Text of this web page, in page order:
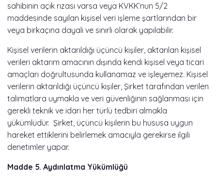
sahibinin açık rızası varsa veya KVKK’nun 5/2
maddesinde sayılan kişisel veri işleme şartlarından bir
veya birkaçına dayalı ve sınırlı olarak yapılabilir.
Kişisel verilerin aktarıldığı üçüncü kişiler, aktarılan kişisel
verileri aktarım amacının dışında kendi kişisel veya ticari
amaçları doğrultusunda kullanamaz ve işleyemez. Kişisel
verilerin aktarıldığı üçüncü kişiler, Şirket tarafından verilen
talimatlara uymakla ve veri güvenliğinin sağlanması için
gerekli teknik ve idari her türlü tedbiri almakla
yükümlüdür. Şirket, üçüncü kişilerin bu hususa uygun
hareket ettiklerini belirlemek amacıyla gerekirse ilgili
denetimler yapar.
Madde 5. Aydınlatma Yükümlüğü